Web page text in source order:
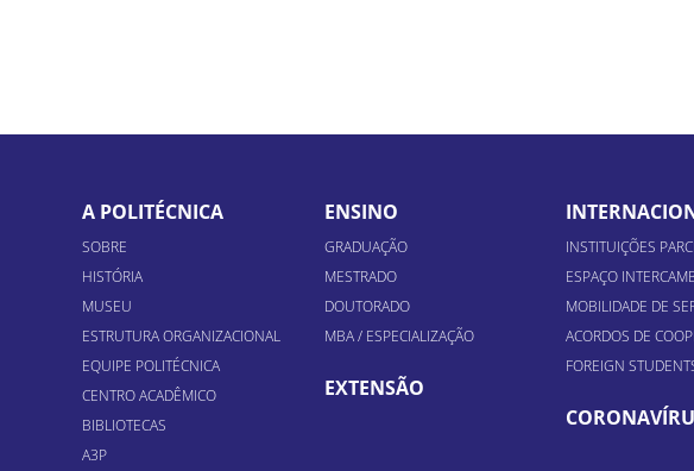
A POLITÉCNICA
SOBRE
HISTÓRIA
MUSEU
ESTRUTURA ORGANIZACIONAL
EQUIPE POLITÉCNICA
CENTRO ACADÊMICO
BIBLIOTECAS
A3P
ENSINO
GRADUAÇÃO
MESTRADO
DOUTORADO
MBA / ESPECIALIZAÇÃO
EXTENSÃO
INSTITUIÇÕES
ESPAÇO
MOBILIDADE DE
ACORDOS DE
FOREIGN